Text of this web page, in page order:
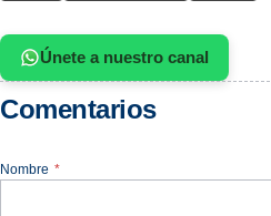
Únete a nuestro canal
Comentarios
Nombre *